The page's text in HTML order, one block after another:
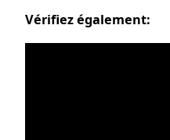
Vérifiez également: